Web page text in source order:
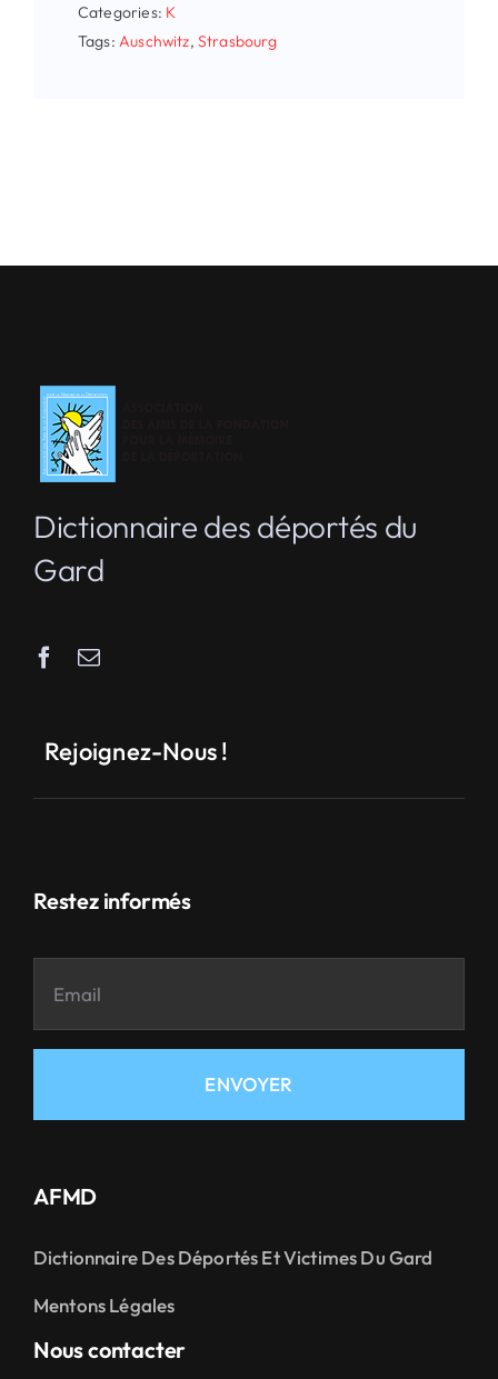
Categories: K
Tags:Auschwitz, Strasbourg
Dictionnaire des déportés du
Gard
Rejoignez-Nous !
Restez informés
ENVOYER
AFMD
Dictionnaire Des Déportés Et Victimes Du Gard
Mentons Légales
Nous contacter